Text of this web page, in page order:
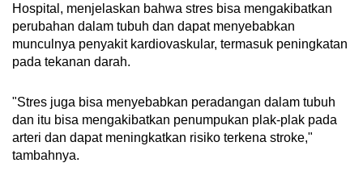
Hospital, menjelaskan bahwa stres bisa mengakibatkan
perubahan dalam tubuh dan dapat menyebabkan
munculnya penyakit kardiovaskular, termasuk peningkatan
pada tekanan darah.
"Stres juga bisa menyebabkan peradangan dalam tubuh
dan itu bisa mengakibatkan penumpukan plak-plak pada
arteri dan dapat meningkatkan risiko terkena stroke,"
tambahnya.